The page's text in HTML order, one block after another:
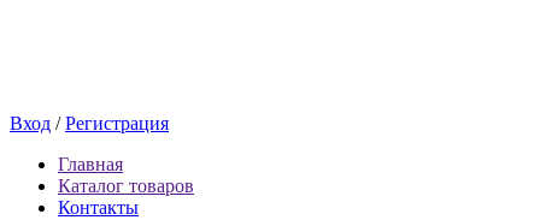
Вход /Регистрация
Главная
Каталог товаров
Контакты